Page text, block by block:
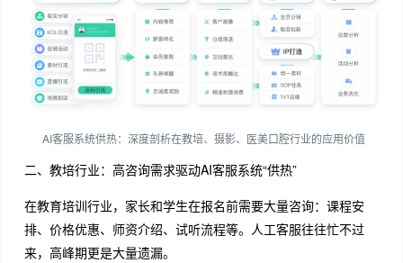
AI客服系统供热：深度剖析在教培、摄影、医美口腔行业的应用价值
二、教培行业：高咨询需求驱动AI客服系统“供热”
在教育培训行业，家长和学生在报名前需要大量咨询：课程安
排、价格优惠、师资介绍、试听流程等。人工客服往往忙不过
来，高峰期更是大量遗漏。